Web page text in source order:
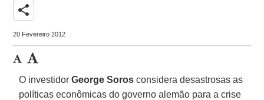
share
20 Fevereiro 2012
O investidorGeorge Soros considera desastrosas as
políticas econômicas do governo alemão para a crise